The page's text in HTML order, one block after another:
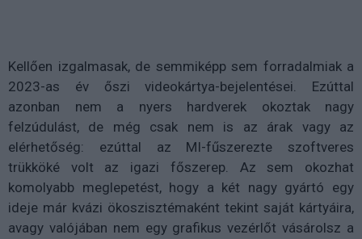
Kellően izgalmasak, de semmiképp sem forradalmiak a
2023-as év őszi videokártya-bejelentései. Ezúttal
azonban nem a nyers hardverek okoztak nagy
felzúdulást, de még csak nem is az árak vagy az
elérhetőség: ezúttal az MI-fűszerezte szoftveres
trükköké volt az igazi főszerep. Az sem okozhat
komolyabb meglepetést, hogy a két nagy gyártó egy
ideje már kvázi ökoszisztémaként tekint saját kártyáira,
avagy valójában nem egy grafikus vezérlőt vásárolsz a